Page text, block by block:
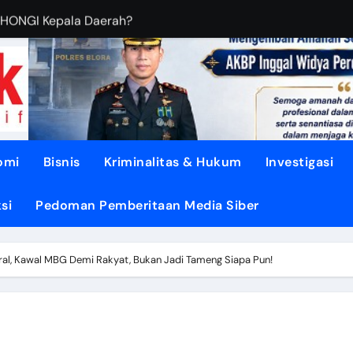
Kepala Daerah?
Membangun KOPERASI MODERN
RUANG Publik
di TUNJUNGAN ke Provinsi
dari Oligarki
‘PERI AIR’
Mengalir ke DESA”
Bisnis Kriminalitas & Hukum Investigasi
Pedoman Pemberitaan Media Siber
Kawal MBG Demi Rakyat, Bukan Jadi Tameng Siapa Pun!